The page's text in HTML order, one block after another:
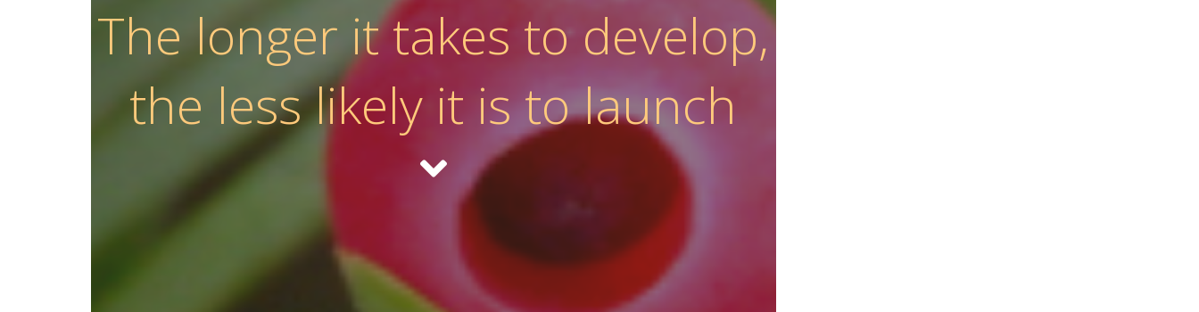
The longer it takes to develop,
the less likely it is to launch